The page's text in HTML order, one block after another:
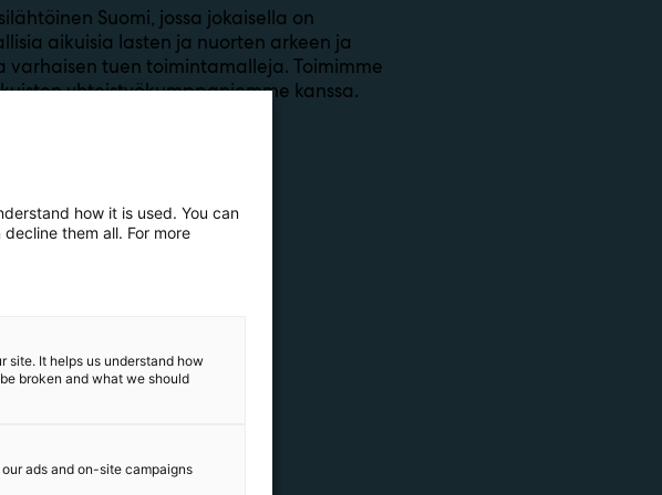
Suomi, jossa jokaisella on
aikuisia lasten ja nuorten arkeen ja
tuen toimintamalleja. Toimimme
yhteistyökumppaniemme kanssa.
how it is used. You can
them all. For more
site. It helps us understand how
broken and what we should
ads and on-site campaigns